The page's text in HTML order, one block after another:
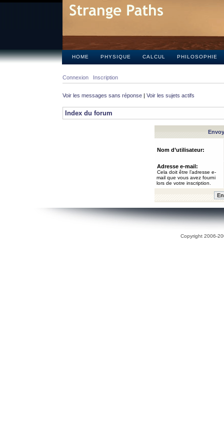
HOME PHYSIQUE CALCUL PHILOSOPHIE
Connexion Inscription
Voir les messages sans réponse | Voir les sujets actifs
Index du forum
Nom d’utilisateur:
Adresse e-mail:
Cela doit être l’adresse e-
mail que vous avez fourni
lors de votre inscription.
Copyright 2006-